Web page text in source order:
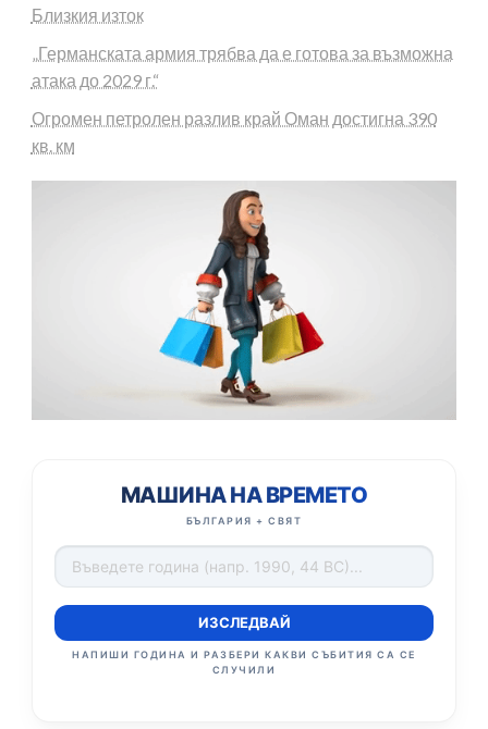
Близкия изток
„Германската армия трябва да е готова за възможна
атака до 2029 г.“
Огромен петролен разлив край Оман достигна 390
кв. км
МАШИНА НА ВРЕМЕТО
БЪЛГАРИЯ + СВЯТ
ИЗСЛЕДВАЙ
НАПИШИ ГОДИНА И РАЗБЕРИ КАКВИ СЪБИТИЯ СА СЕ
СЛУЧИЛИ